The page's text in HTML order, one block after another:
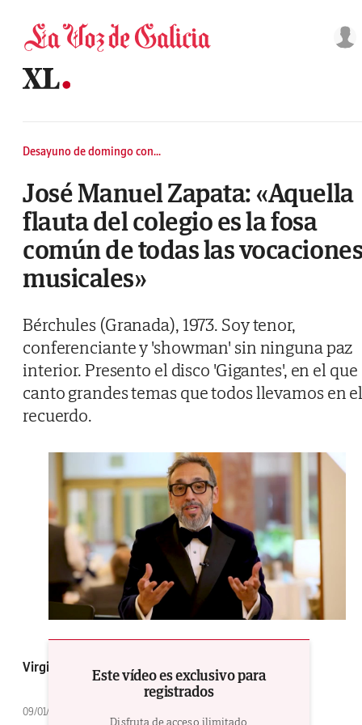
Desayuno de domingo con...
José Manuel Zapata: «Aquella
flauta del colegio es la fosa
común de todas las
musicales»
Bérchules (Granada), 1973. Soy tenor,
conferenciante y 'showman' sin ninguna paz
interior. Presento el disco 'Gigantes', en el que
canto grandes temas que todos llevamos en
recuerdo.
Este vídeo es exclusivo para
registrados
Disfruta de acceso ilimitado
Virginia Drake | Fotografía y vídeo: Javier Ocaña
09/01/2026 a las 10:48h.